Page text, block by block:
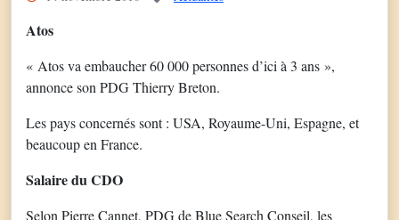
Atos
« Atos va embaucher 60 000 personnes d’ici à 3 ans »,
annonce son PDG Thierry Breton.
Les pays concernés sont : USA, Royaume-Uni, Espagne, et
beaucoup en France.
Salaire du CDO
Selon Pierre Cannet, PDG de Blue Search Conseil, les